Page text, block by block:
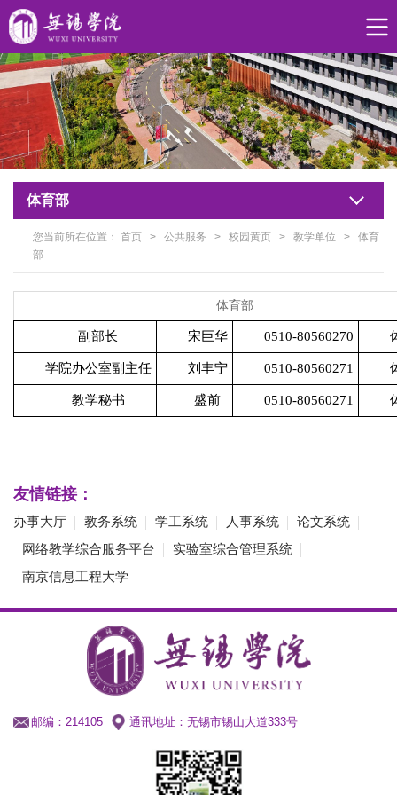
体育部
您当前所在位置： 首页 > 公共服务 > 校园黄页 > 教学单位 >
体育
部
体育部
副部长 宋巨华 0510-80560270
学院办公室副主任 刘丰宁 0510-80560271
教学秘书 盛前 0510-80560271
友情链接：
办事大厅 教务系统 学工系统 人事系统
论文系统
网络教学综合服务平台
实验室综合管理系统
南京信息工程大学
邮编：214105 通讯地址：无锡市锡山大道333号